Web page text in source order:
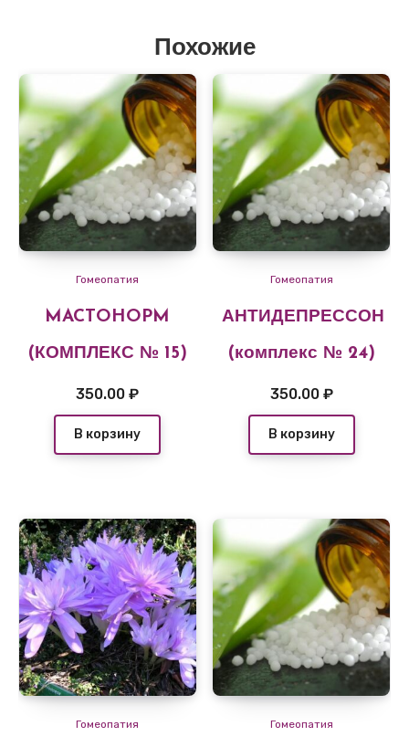
Похожие
Гомеопатия
MACTOHOPM
(КОМПЛЕКС № 15)
350.00₽
В корзину
Гомеопатия
АНТИДЕПРЕССОН
(комплекс № 24)
350.00 ₽
В корзину
Гомеопатия Гомеопатия